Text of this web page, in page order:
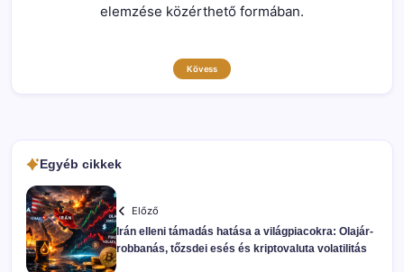
elemzése közérthető formában.
Kövess
Egyéb cikkek
Előző
Irán elleni támadás hatása a világpiacokra: Olajár-
robbanás, tőzsdei esés és kriptovaluta volatilitás